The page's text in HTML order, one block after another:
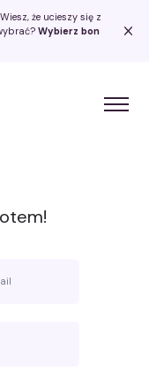
że ucieszy się z
Wybierz bon